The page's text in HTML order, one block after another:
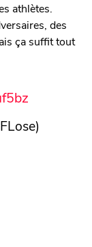
athlètes.
des
ça suffit tout